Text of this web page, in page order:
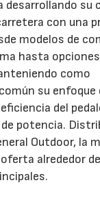
su
con una
modelos de
hasta
como
su enfoque
del
potencia.
Outdoor, la
alrededor